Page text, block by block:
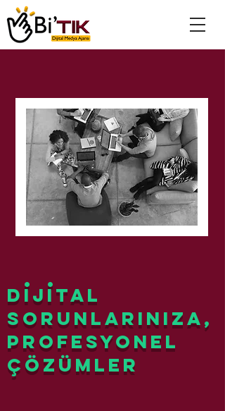
. .
Dijital
Sorunlarınıza,
Profesyonel
Çözümler